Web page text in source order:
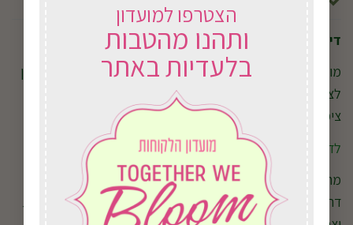
הצטרפו למועדון
ותהנו מהטבות
בלעדיות באתר
דישון מומלץ
מומלץ לדשן אחת למספר שבועות בעונת הצמיחה באמצעות דשן
לצמחי עלווה. דישון קבוע יסייע לשמור על צבעי העלים ולעודד
צימוח חדש ובריא.
לדשן לחצו כאן.
מחפשים צמח בית קטן, מיוחד וקל לשילוב בכל פינה? במשתלת
דרויאן תמצאו את פיטוניה גידי כסף לצד מגוון רחב של צמחי בית